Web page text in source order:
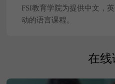
FSI教育学院为提供中文，
动的语言课程。
在线